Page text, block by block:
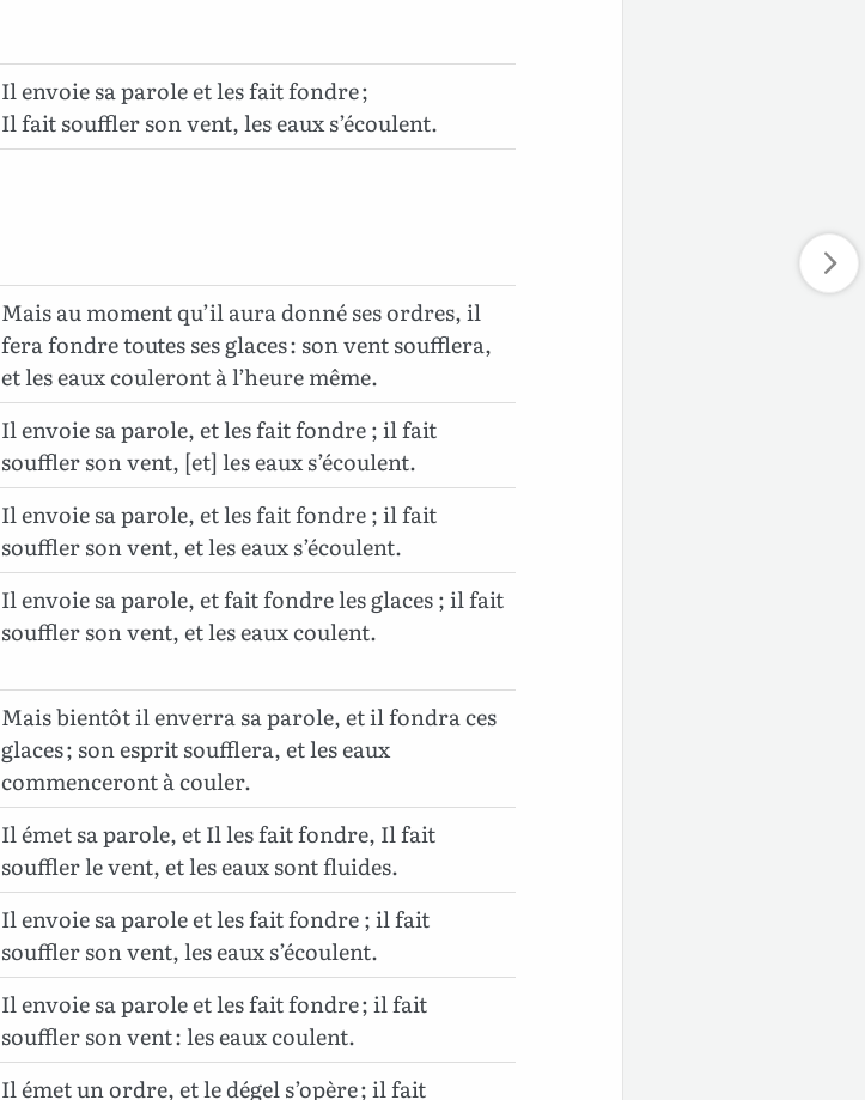
Il envoie sa parole et les fait fondre ;
Il fait souffler son vent, les eaux s’écoulent.
Mais au moment qu’il aura donné ses ordres, il
fera fondre toutes ses glaces : son vent soufflera,
et les eaux couleront à l’heure même.
Il envoie sa parole, et les fait fondre ; il fait
souffler son vent, [et] les eaux s’écoulent.
Il envoie sa parole, et les fait fondre ; il fait
souffler son vent, et les eaux s’écoulent.
Il envoie sa parole, et fait fondre les glaces ; il fait
souffler son vent, et les eaux coulent.
Mais bientôt il enverra sa parole, et il fondra ces
glaces ; son esprit soufflera, et les eaux
commenceront à couler.
Il émet sa parole, et Il les fait fondre, Il fait
souffler le vent, et les eaux sont fluides.
Il envoie sa parole et les fait fondre ; il fait
souffler son vent, les eaux s’écoulent.
Il envoie sa parole et les fait fondre ; il fait
souffler son vent : les eaux coulent.
Il émet un ordre, et le dégel s’opère ; il fait